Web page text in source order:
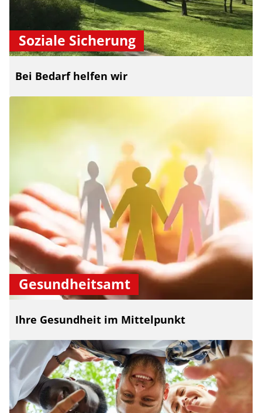
Soziale Sicherung
Bei Bedarf helfen wir
Gesundheitsamt
Ihre Gesundheit im Mittelpunkt